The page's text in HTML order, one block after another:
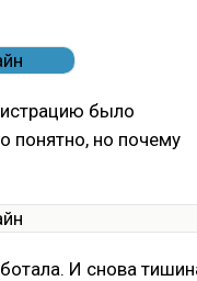
было
понятно, но почему
И снова